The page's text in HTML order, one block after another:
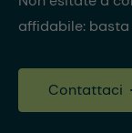
affidabile:
Contattaci